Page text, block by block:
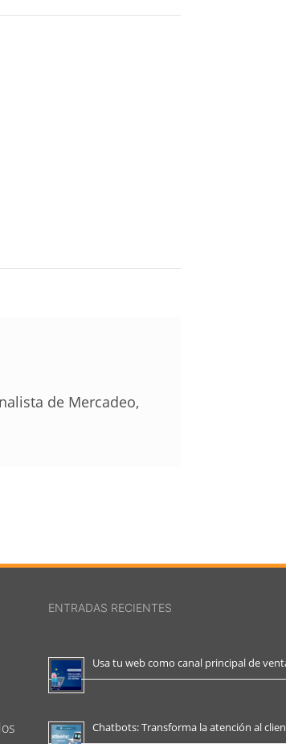
de Mercadeo,
ENTRADAS RECIENTES
Usa tu web como canal principal de
Chatbots: Transforma la atención al